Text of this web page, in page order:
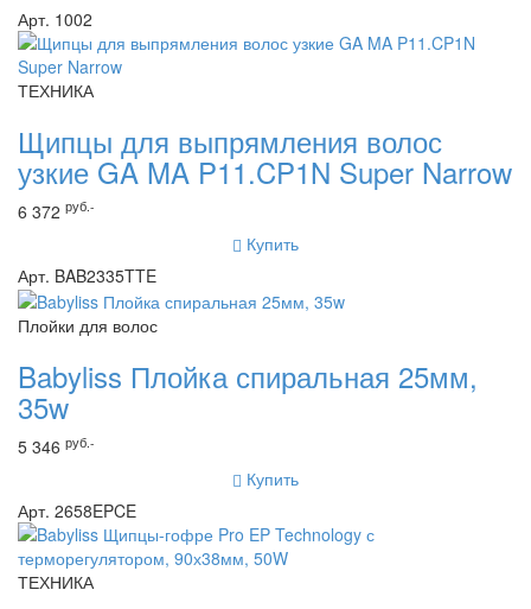
Арт. 1002
ТЕХНИКА
Щипцы для выпрямления волос
узкие GA MA P11.CP1N Super Narrow
6 372 руб.-
Купить
Арт. BAB2335TTE
Плойки для волос
Babyliss Плойка спиральная 25мм,
35w
5 346 руб.-
Купить
Арт. 2658EPCE
ТЕХНИКА